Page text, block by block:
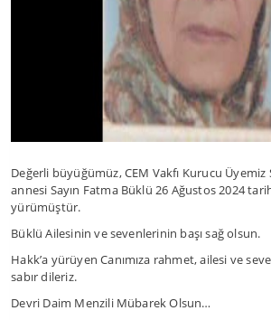
Değerli büyüğümüz, CEM Vakfı Kurucu Üyemiz
annesi Sayın Fatma Büklü 26 Ağustos 2024
yürümüştür.
Büklü Ailesinin ve sevenlerinin başı sağ olsun.
Hakk’a yürüyen Canımıza rahmet, ailesi ve
sabır dileriz.
Devri Daim Menzili Mübarek Olsun…